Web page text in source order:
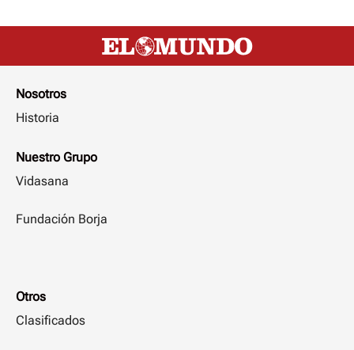
Nosotros
Historia
Nuestro Grupo
Vidasana
Fundación Borja
Otros
Clasificados